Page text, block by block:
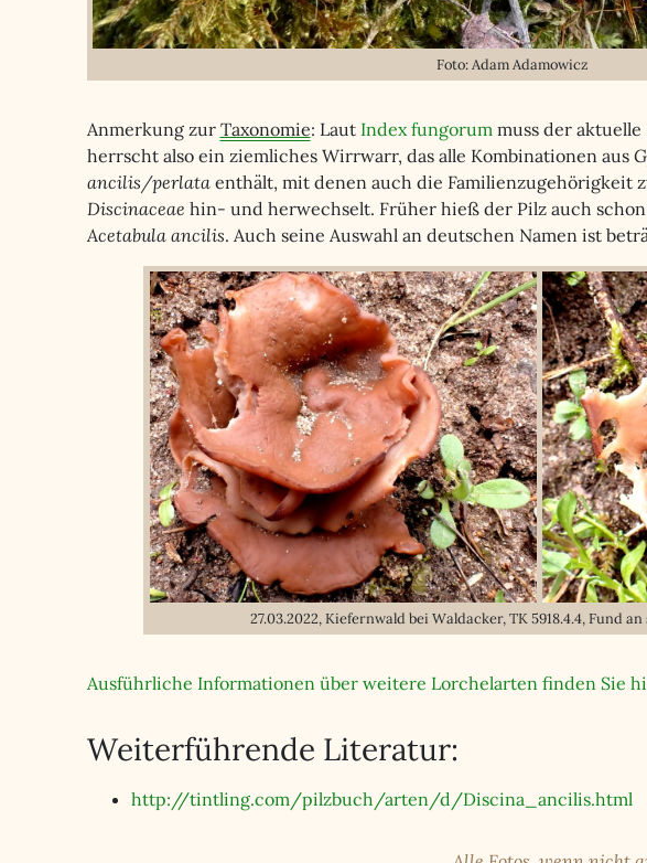
Foto: Adam Adamowicz
Anmerkung zur Taxonomie: Laut Index fungorummuss der aktuelle
herrscht also ein ziemliches Wirrwarr, das alle Kombinationen aus
ancilis/perlataenthält, mit denen auch die Familienzugehörigkeit
Discinaceae hin- und herwechselt. Früher hieß der Pilz auch
Acetabula ancilis. Auch seine Auswahl an deutschen Namen ist
27.03.2022, Kiefernwald bei Waldacker, TK 5918.4.4, Fund
Ausführliche Informationen über weitere Lorchelarten finden Sie
Weiterführende Literatur:
http://tintling.com/pilzbuch/arten/d/Discina_ancilis.html